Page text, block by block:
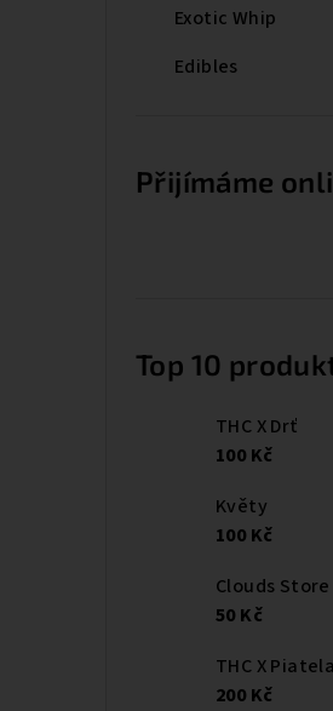
Exotic Whip
Edibles
Přijímáme
Top 10
THC X Drť
100 Kč
Květy
100 Kč
Clouds Store
50 Kč
THC X Piatela
200 Kč